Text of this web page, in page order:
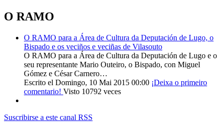
O RAMO
O RAMO para a Área de Cultura da Deputación de Lugo, o
Bispado e os veciños e veciñas de Vilasouto
O RAMO para a Área de Cultura da Deputación de Lugo e o
seu representante Mario Outeiro, o Bispado, con Miguel
Gómez e César Carnero…
Escrito el Domingo, 10 Mai 2015 00:00 ¡Deixa o primeiro
comentario! Visto 10792 veces
Suscribirse a este canal RSS